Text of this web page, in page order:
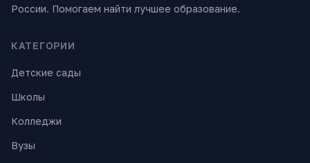
России. Помогаем найти лучшее образование.
КАТЕГОРИИ
Детские сады
Школы
Колледжи
Вузы